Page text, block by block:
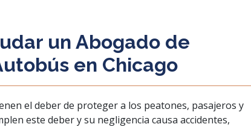
un Abogado de
en Chicago
el deber de proteger a los peatones, pasajeros y
este deber y su negligencia causa accidentes,